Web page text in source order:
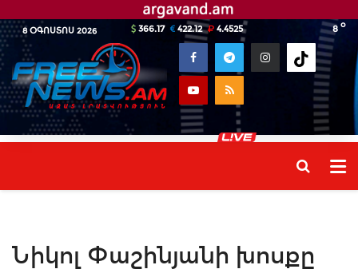
8 ՕԳՈՍՏՈՍ 2026 8 o
366.17 422.12 4.4525
Նիկոլ Փաշինյանի խոսքը